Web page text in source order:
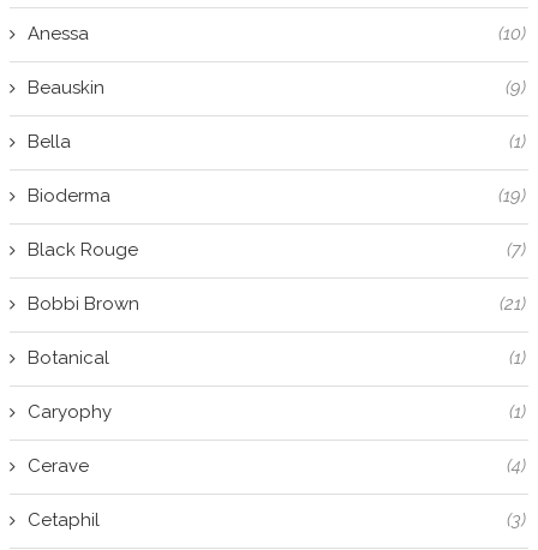
Anessa (10)
Beauskin (9)
Bella (1)
Bioderma (19)
Black Rouge (7)
Bobbi Brown (21)
Botanical (1)
Caryophy (1)
Cerave (4)
Cetaphil (3)